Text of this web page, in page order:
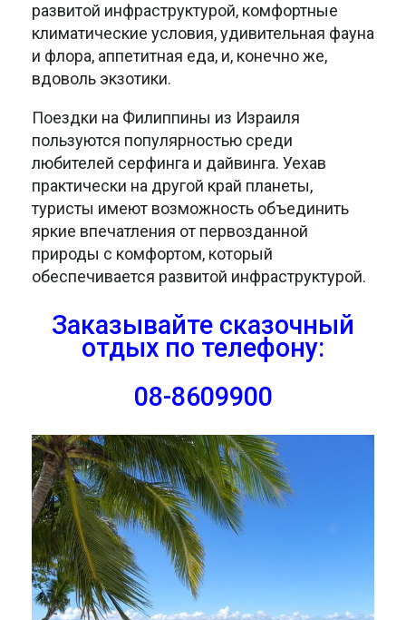
развитой инфраструктурой, комфортные
климатические условия, удивительная фауна
и флора, аппетитная еда, и, конечно же,
вдоволь экзотики.
Поездки на Филиппины из Израиля
пользуются популярностью среди
любителей серфинга и дайвинга. Уехав
практически на другой край планеты,
туристы имеют возможность объединить
яркие впечатления от первозданной
природы с комфортом, который
обеспечивается развитой инфраструктурой.
Заказывайте сказочный
отдых по телефону:
08-8609900